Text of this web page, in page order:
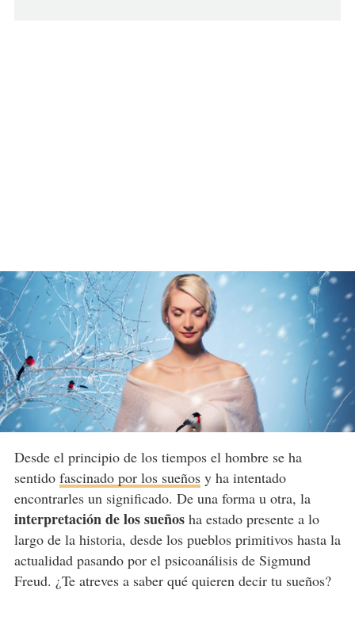
Desde el principio de los tiempos el hombre se ha
sentido fascinado por los sueñosy ha intentado
encontrarles un significado. De una forma u otra, la
interpretación de los sueñosha estado presente a lo
largo de la historia, desde los pueblos primitivos hasta la
actualidad pasando por el psicoanálisis de Sigmund
Freud. ¿Te atreves a saber qué quieren decir tu sueños?